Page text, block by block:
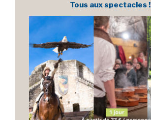
Tous aux spectacles !